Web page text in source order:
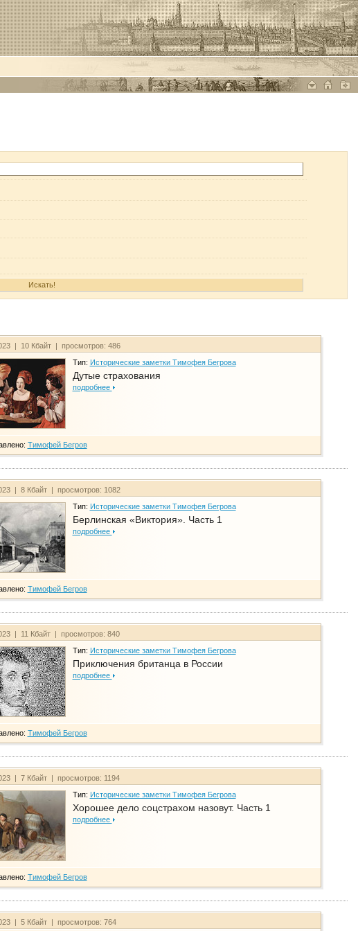
| 10 Кбайт | просмотров: 486
Тип: Исторические заметки Тимофея Бегрова
Дутые страхования
подробнее
Тимофей Бегров
| 8 Кбайт | просмотров: 1082
Тип: Исторические заметки Тимофея Бегрова
Берлинская «Виктория». Часть 1
подробнее
Тимофей Бегров
| 11 Кбайт | просмотров: 840
Тип: Исторические заметки Тимофея Бегрова
Приключения британца в России
подробнее
Тимофей Бегров
| 7 Кбайт | просмотров: 1194
Тип: Исторические заметки Тимофея Бегрова
Хорошее дело соцстрахом назовут. Часть 1
подробнее
Тимофей Бегров
| 5 Кбайт | просмотров: 764